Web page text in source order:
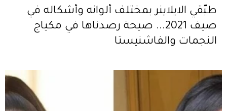
طبّقي الايلاينر بمختلف ألوانه وأشكاله في
صيف 2021... صيحة رصدناها في مكياج
النجمات والفاشنيستا